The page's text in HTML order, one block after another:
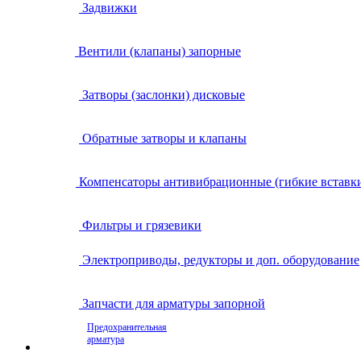
Задвижки
Вентили (клапаны) запорные
Затворы (заслонки) дисковые
Обратные затворы и клапаны
Компенсаторы антивибрационные (гибкие
Фильтры и грязевики
Электроприводы, редукторы и доп. оборудование
Запчасти для арматуры запорной
Предохранительная
арматура